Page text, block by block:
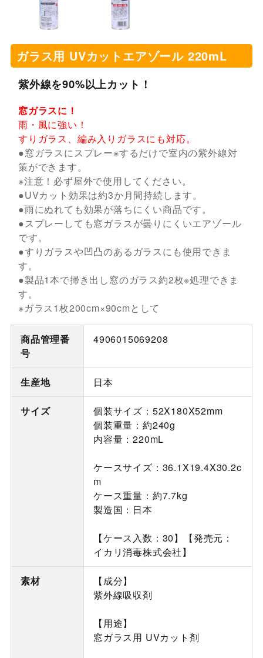
ガラス用 UVカットエアゾール 220mL
紫外線を90%以上カット！
窓ガラスに！
雨・風に強い！
すりガラス、編み入りガラスにも対応。
●窓ガラスにスプレー※するだけで室内の紫外線対
策ができます。
※注意！必ず屋外で使用してください。
●UVカット効果は約3か月間持続します。
●雨にぬれても効果が落ちにくい商品です。
●スプレーしても窓ガラスが曇りにくいエアゾール
です。
●すりガラスや凹凸のあるガラスにも使用できま
す。
●製品1本で掃き出し窓のガラス約2枚※処理できま
す。
※ガラス1枚200cm×90cmとして
商品管理番
号
4906015069208
生産地 日本
サイズ
個装サイズ：52X180X52mm
個装重量：約240g
内容量：220mL
ケースサイズ：36.1X19.4X30.2c
m
ケース重量：約7.7kg
製造国：日本
【ケース入数：30】【発売元：
イカリ消毒株式会社】
素材
【成分】
紫外線吸収剤
【用途】
窓ガラス用 UVカット剤